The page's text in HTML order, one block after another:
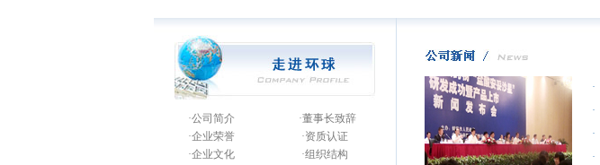
·公司简介
·董事长致辞
·企业荣誉
·资质认证
·企业文化
·组织结构
·
·
·
·